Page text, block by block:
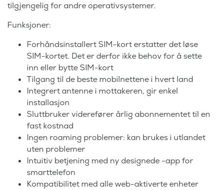
tilgjengelig for andre operativsystemer.
Funksjoner:
Forhåndsinstallert SIM-kort erstatter det løse
SIM-kortet. Det er derfor ikke behov for å sette
inn eller bytte SIM-kort
Tilgang til de beste mobilnettene i hvert land
Integrert antenne i mottakeren, gir enkel
installasjon
Sluttbruker viderefører årlig abonnementet til en
fast kostnad
Ingen roaming problemer: kan brukes i utlandet
uten problemer
Intuitiv betjening med ny designede -app for
smarttelefon
Kompatibilitet med alle web-aktiverte enheter